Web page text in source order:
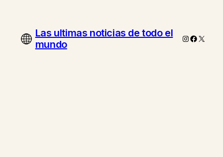
Las ultimas noticias de todo el
mundo
Instagram
X